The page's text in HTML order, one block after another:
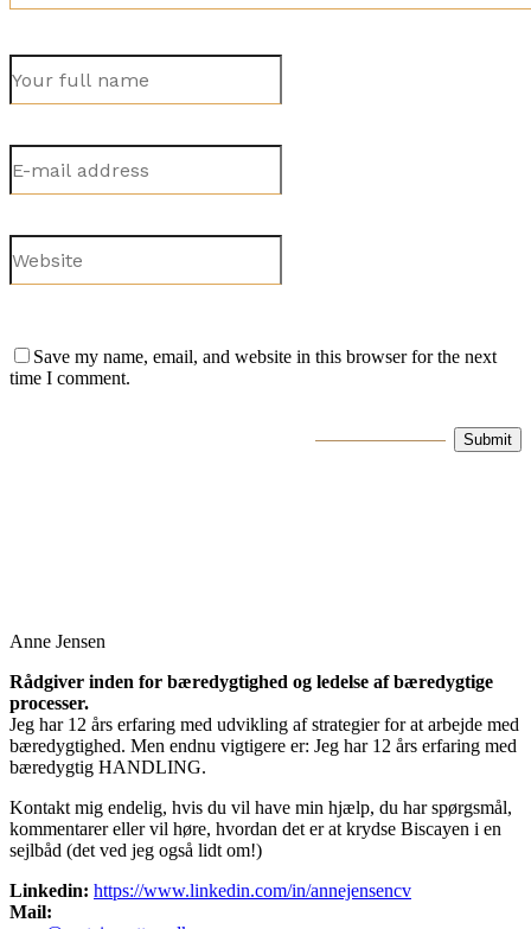
Save my name, email, and website in this browser for the next
time I comment.
Anne Jensen
Rådgiver inden for bæredygtighed og ledelse af bæredygtige
processer.
Jeg har 12 års erfaring med udvikling af strategier for at arbejde med
bæredygtighed. Men endnu vigtigere er: Jeg har 12 års erfaring med
bæredygtig HANDLING.
Kontakt mig endelig, hvis du vil have min hjælp, du har spørgsmål,
kommentarer eller vil høre, hvordan det er at krydse Biscayen i en
sejlbåd (det ved jeg også lidt om!)
Linkedin: https://www.linkedin.com/in/annejensencv
Mail: